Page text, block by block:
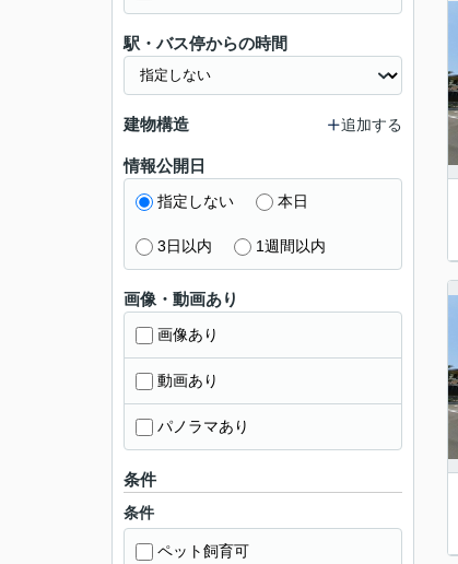
駅・バス停からの時間
建物構造 追加する
情報公開日
指定しない 本日
3日以内 1週間以内
画像・動画あり
画像あり
動画あり
パノラマあり
条件
条件
ペット飼育可